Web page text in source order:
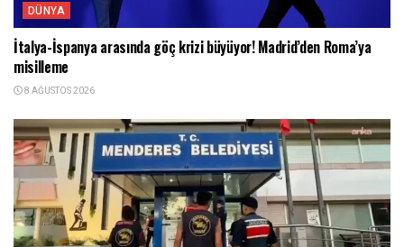
DÜNYA
İtalya-İspanya arasında göç krizi büyüyor! Madrid’den Roma’ya
misilleme
8 AĞUSTOS 2026